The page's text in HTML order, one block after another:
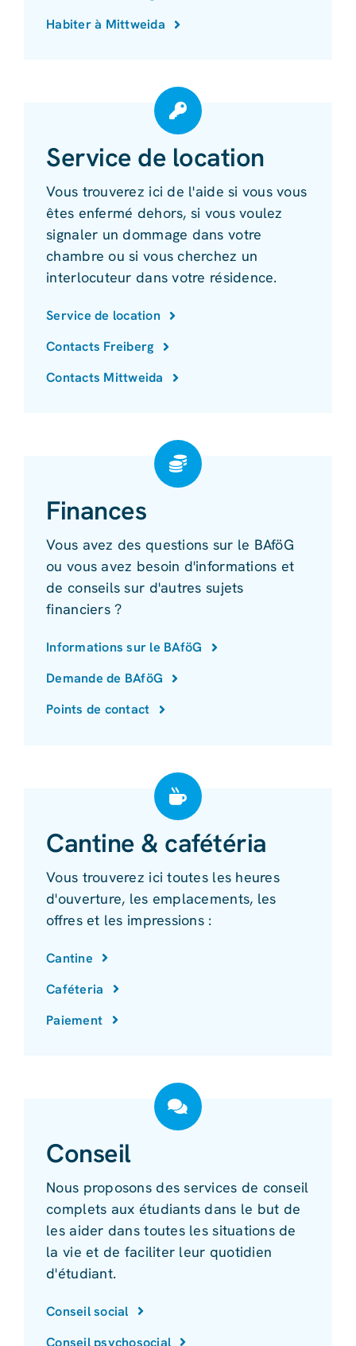
Habiter à Mittweida
Service de location
Vous trouverez ici de l'aide si vous vous
êtes enfermé dehors, si vous voulez
signaler un dommage dans votre
chambre ou si vous cherchez un
interlocuteur dans votre résidence.
Service de location
Contacts Freiberg
Contacts Mittweida
Finances
Vous avez des questions sur le BAföG
ou vous avez besoin d'informations et
de conseils sur d'autres sujets
financiers ?
Informations sur le BAföG
Demande de BAföG
Points de contact
Cantine & cafétéria
Vous trouverez ici toutes les heures
d'ouverture, les emplacements, les
offres et les impressions :
Cantine
Caféteria
Paiement
Conseil
Nous proposons des services de conseil
complets aux étudiants dans le but de
les aider dans toutes les situations de
la vie et de faciliter leur quotidien
d'étudiant.
Conseil social
Conseil psychosocial